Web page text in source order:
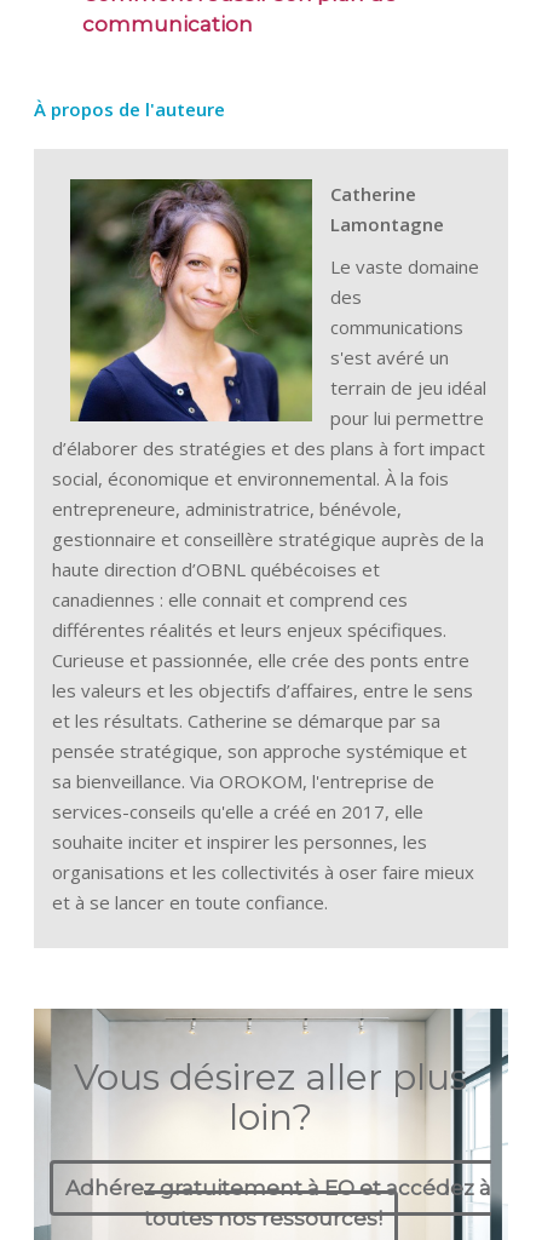
communication
À propos de l'auteure
Catherine
Lamontagne
Le vaste domaine
des
communications
s'est avéré un
terrain de jeu idéal
pour lui permettre
d’élaborer des stratégies et des plans à fort impact
social, économique et environnemental. À la fois
entrepreneure, administratrice, bénévole,
gestionnaire et conseillère stratégique auprès de la
haute direction d’OBNL québécoises et
canadiennes : elle connait et comprend ces
différentes réalités et leurs enjeux spécifiques.
Curieuse et passionnée, elle crée des ponts entre
les valeurs et les objectifs d’affaires, entre le sens
et les résultats. Catherine se démarque par sa
pensée stratégique, son approche systémique et
sa bienveillance. Via OROKOM, l'entreprise de
services-conseils qu'elle a créé en 2017, elle
souhaite inciter et inspirer les personnes, les
organisations et les collectivités à oser faire mieux
et à se lancer en toute confiance.
Vous désirez aller plus
loin?
Adhérez gratuitement à EO et accédez à
toutes nos ressources!